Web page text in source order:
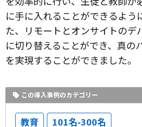
に手に入れることができるよう
た、リモートとオンサイトのデ
に切り替えることができ、真の
を実現することができました。
この導入事例のカテゴリー
教育 101名-300名